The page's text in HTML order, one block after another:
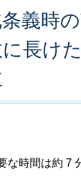
義時
長け
な時間は約 7